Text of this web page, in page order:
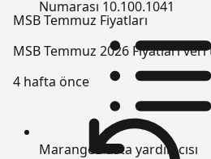
MSB Temmuz Fiyatları
MSB Temmuz 2026 Fiyatları
4 hafta önce
Numarası 10.100.1041
Marangoz usta yardımcısı